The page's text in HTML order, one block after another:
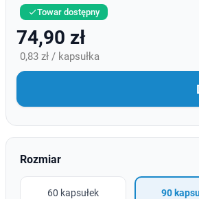
Towar dostępny
74,90 zł
0,83 zł / kapsułka
Rozmiar
60 kapsułek 90